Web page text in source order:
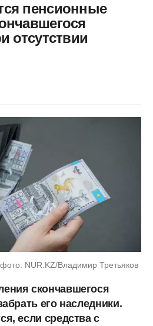
пенсионные
отсутствии
NUR.KZ/Владимир Третьяков
скончавшегося
его наследники.
если средства с